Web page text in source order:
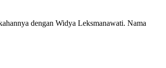
dengan Widya Leksmanawati. Nama